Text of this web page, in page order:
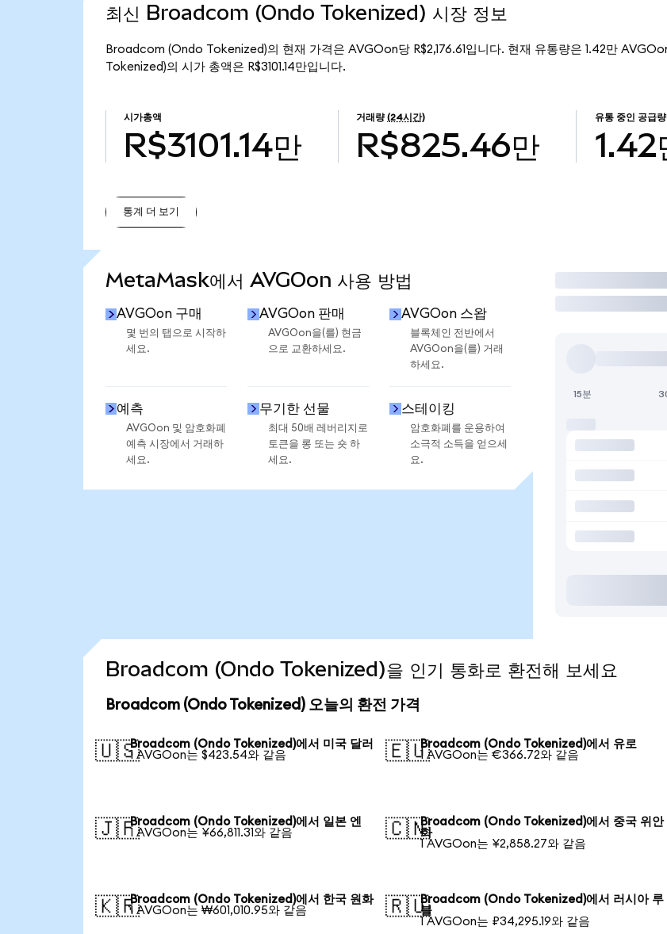
최신 Broadcom (Ondo Tokenized) 시장 정보
Broadcom (Ondo Tokenized)의 현재 가격은 AVGOon당 R$2,176.61입니다. 현재 유통량은 1.42만
Tokenized)의 시가 총액은 R$3101.14만입니다.
시가총액
R$3101.14만
거래량 (24시간)
R$825.46만
유통 중인 공급량
1.42
통계 더 보기
MetaMask에서 AVGOon 사용 방법
AVGOon 구매
몇 번의 탭으로 시작하
세요.
AVGOon 판매
AVGOon을(를) 현금
으로 교환하세요.
AVGOon 스왑
블록체인 전반에서
AVGOon을(를) 거래
하세요.
예측
AVGOon 및 암호화폐
예측 시장에서 거래하
세요.
무기한 선물
최대 50배 레버리지로
토큰을 롱 또는 숏 하
세요.
스테이킹
암호화폐를 운용하여
소극적 소득을 얻으세
요.
거래
15분
Broadcom (Ondo Tokenized)을 인기 통화로 환전해 보세요
Broadcom (Ondo Tokenized) 오늘의 환전 가격
🇺🇸Broadcom (Ondo Tokenized)에서 미국 달러
1 AVGOon는 $423.54와 같음
🇪🇺Broadcom (Ondo Tokenized)에서 유로
1 AVGOon는 €366.72와 같음
🇯🇵Broadcom (Ondo Tokenized)에서 일본 엔
1 AVGOon는 ¥66,811.31와 같음
🇨🇳Broadcom (Ondo Tokenized)에서 중국 위안
화
1 AVGOon는 ¥2,858.27와 같음
🇰🇷Broadcom (Ondo Tokenized)에서 한국 원화
1 AVGOon는 ₩601,010.95와 같음
🇷🇺Broadcom (Ondo Tokenized)에서 러시아 루
블
1 AVGOon는 ₽34,295.19와 같음